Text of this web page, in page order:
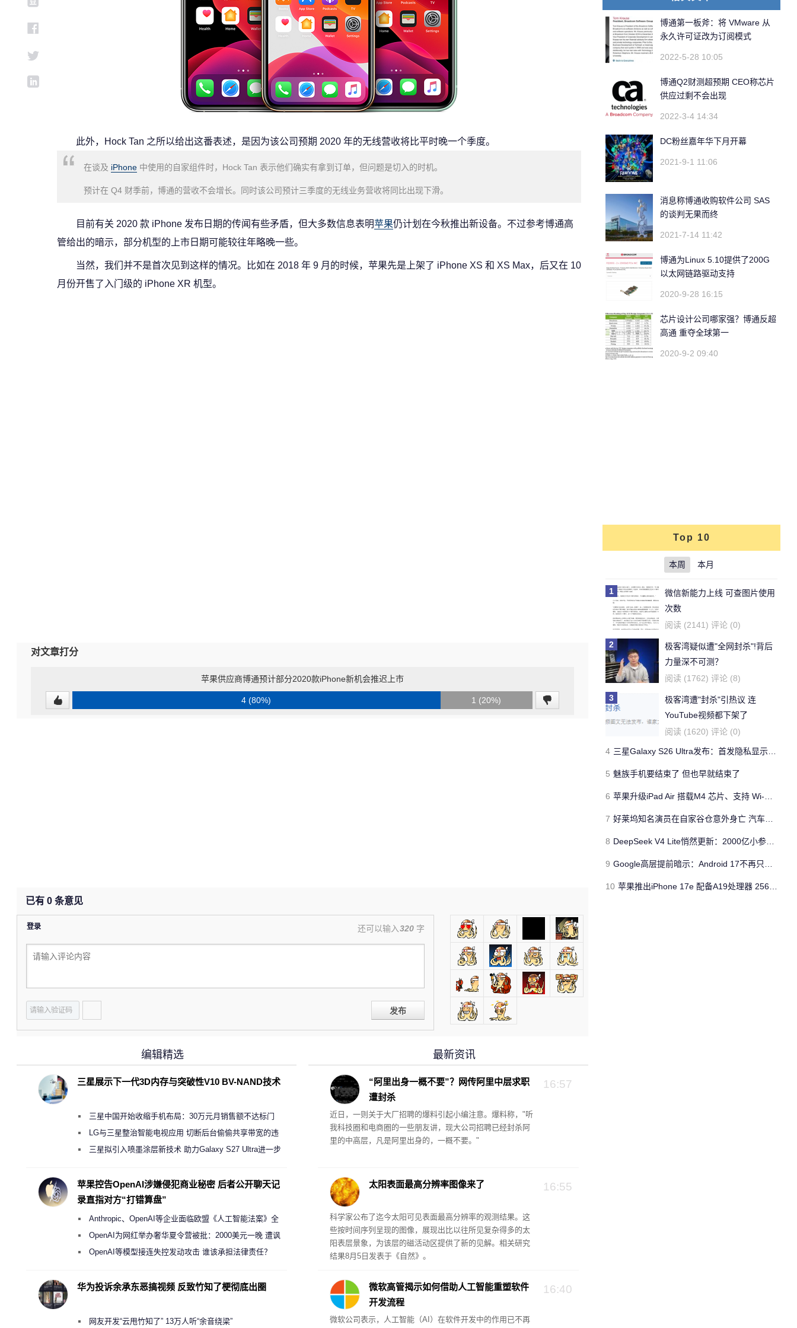
此外，Hock Tan 之所以给出这番表述，是因为该公司预期 2020 年的无线营收将比平时晚一个季度。
在谈及 iPhone 中使用的自家组件时，Hock Tan 表示他们确实有拿到订单，但问题是切入的时机。
预计在 Q4 财季前，博通的营收不会增长。同时该公司预计三季度的无线业务营收将同比出现下滑。
目前有关 2020 款 iPhone 发布日期的传闻有些矛盾，但大多数信息表明苹果仍计划在今秋推出新设备。不过参考博通高
管给出的暗示，部分机型的上市日期可能较往年略晚一些。
当然，我们并不是首次见到这样的情况。比如在 2018 年 9 月的时候，苹果先是上架了 iPhone XS 和 XS Max，后又在 10
月份开售了入门级的 iPhone XR 机型。
对文章打分
苹果供应商博通预计部分2020款iPhone新机会推迟上市
4 (80%) 1 (20%)
已有 0 条意见
登录 还可以输入320 字
发布
最新资讯
16:57
“阿里出身一概不要”？网传阿里中层求职
遭封杀
近日，一则关于大厂招聘的爆料引起小编注意。爆料称，"听
我科技圈和电商圈的一些朋友讲，现大公司招聘已经封杀阿
里的中高层，凡是阿里出身的，一概不要。"
16:55
太阳表面最高分辨率图像来了
科学家公布了迄今太阳可见表面最高分辨率的观测结果。这
些按时间序列呈现的图像，展现出比以往所见复杂得多的太
阳表层景象，为该层的磁活动区提供了新的见解。相关研究
结果8月5日发表于《自然》。
16:40
微软高管揭示如何借助人工智能重塑软件
开发流程
微软公司表示，人工智能（AI）在软件开发中的作用已不再
编辑精选
三星展示下一代3D内存与突破性V10 BV-NAND技术
三星中国开始收缩手机布局：30万元月销售额不达标门
店 将被逐步清退
LG与三星整治智能电视应用 切断后台偷偷共享带宽的违
规行为三星拟引入喷墨涂层新技术 助力Galaxy S27 Ultra进一步
苹果控告OpenAI涉嫌侵犯商业秘密 后者公开聊天记
录直指对方“打错算盘”
Anthropic、OpenAI等企业面临欧盟《人工智能法案》全
新执法权限审查
OpenAI为网红举办奢华夏令营被批：2000美元一晚 遭讽
“反乌托邦”
OpenAI等模型接连失控发动攻击 谁该承担法律责任？
华为投诉余承东恶搞视频 反致竹知了梗彻底出圈
网友开发“云甩竹知了” 13万人听“余音绕梁”
博通第一板斧：将 VMware 从
永久许可证改为订阅模式
2022-5-28 10:05
博通Q2财测超预期 CEO称芯片
供应过剩不会出现
2022-3-4 14:34
DC粉丝嘉年华下月开幕
2021-9-1 11:06
消息称博通收购软件公司 SAS
的谈判无果而终
2021-7-14 11:42
博通为Linux 5.10提供了200G
以太网链路驱动支持
2020-9-28 16:15
芯片设计公司哪家强？博通反超
高通 重夺全球第一
2020-9-2 09:40
Top 10
本周 本月
1
微信新能力上线 可查图片使用
次数
阅读 (2141) 评论 (0)
2
极客湾疑似遭"全网封杀"!背后
力量深不可测？
阅读 (1762) 评论 (8)
3
极客湾遭"封杀"引热议 连
YouTube视频都下架了
阅读 (1620) 评论 (0)
4 三星Galaxy S26 Ultra发布：首发隐私显示屏、骁龙 8 Elite Gen 5与60W闪充
5 魅族手机要结束了 但也早就结束了
6 苹果升级iPad Air 搭载M4 芯片、支持 Wi‑Fi 7 售价不变
7 好莱坞知名演员在自家谷仓意外身亡 汽车搭电时突然自燃
8 DeepSeek V4 Lite悄然更新：2000亿小参数性能逼近美国顶流
9 Google高层提前暗示：Android 17不再只是操作系统
10 苹果推出iPhone 17e 配备A19处理器 256GB容量起步 刘海屏依旧